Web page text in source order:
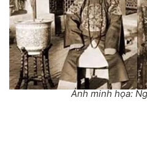
Ảnh minh họa: